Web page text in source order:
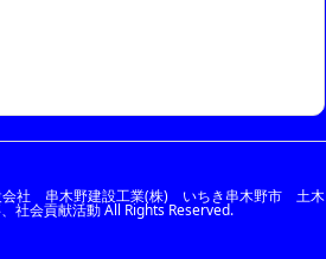
会社 串木野建設工業(株) いちき串木野市 土木
社会貢献活動All Rights Reserved.